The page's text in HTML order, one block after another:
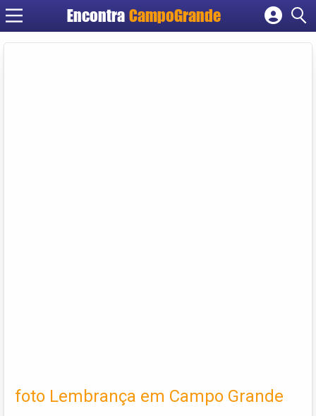
Encontra CampoGrande
Cadastrar empresa
foto Lembrança em Campo Grande